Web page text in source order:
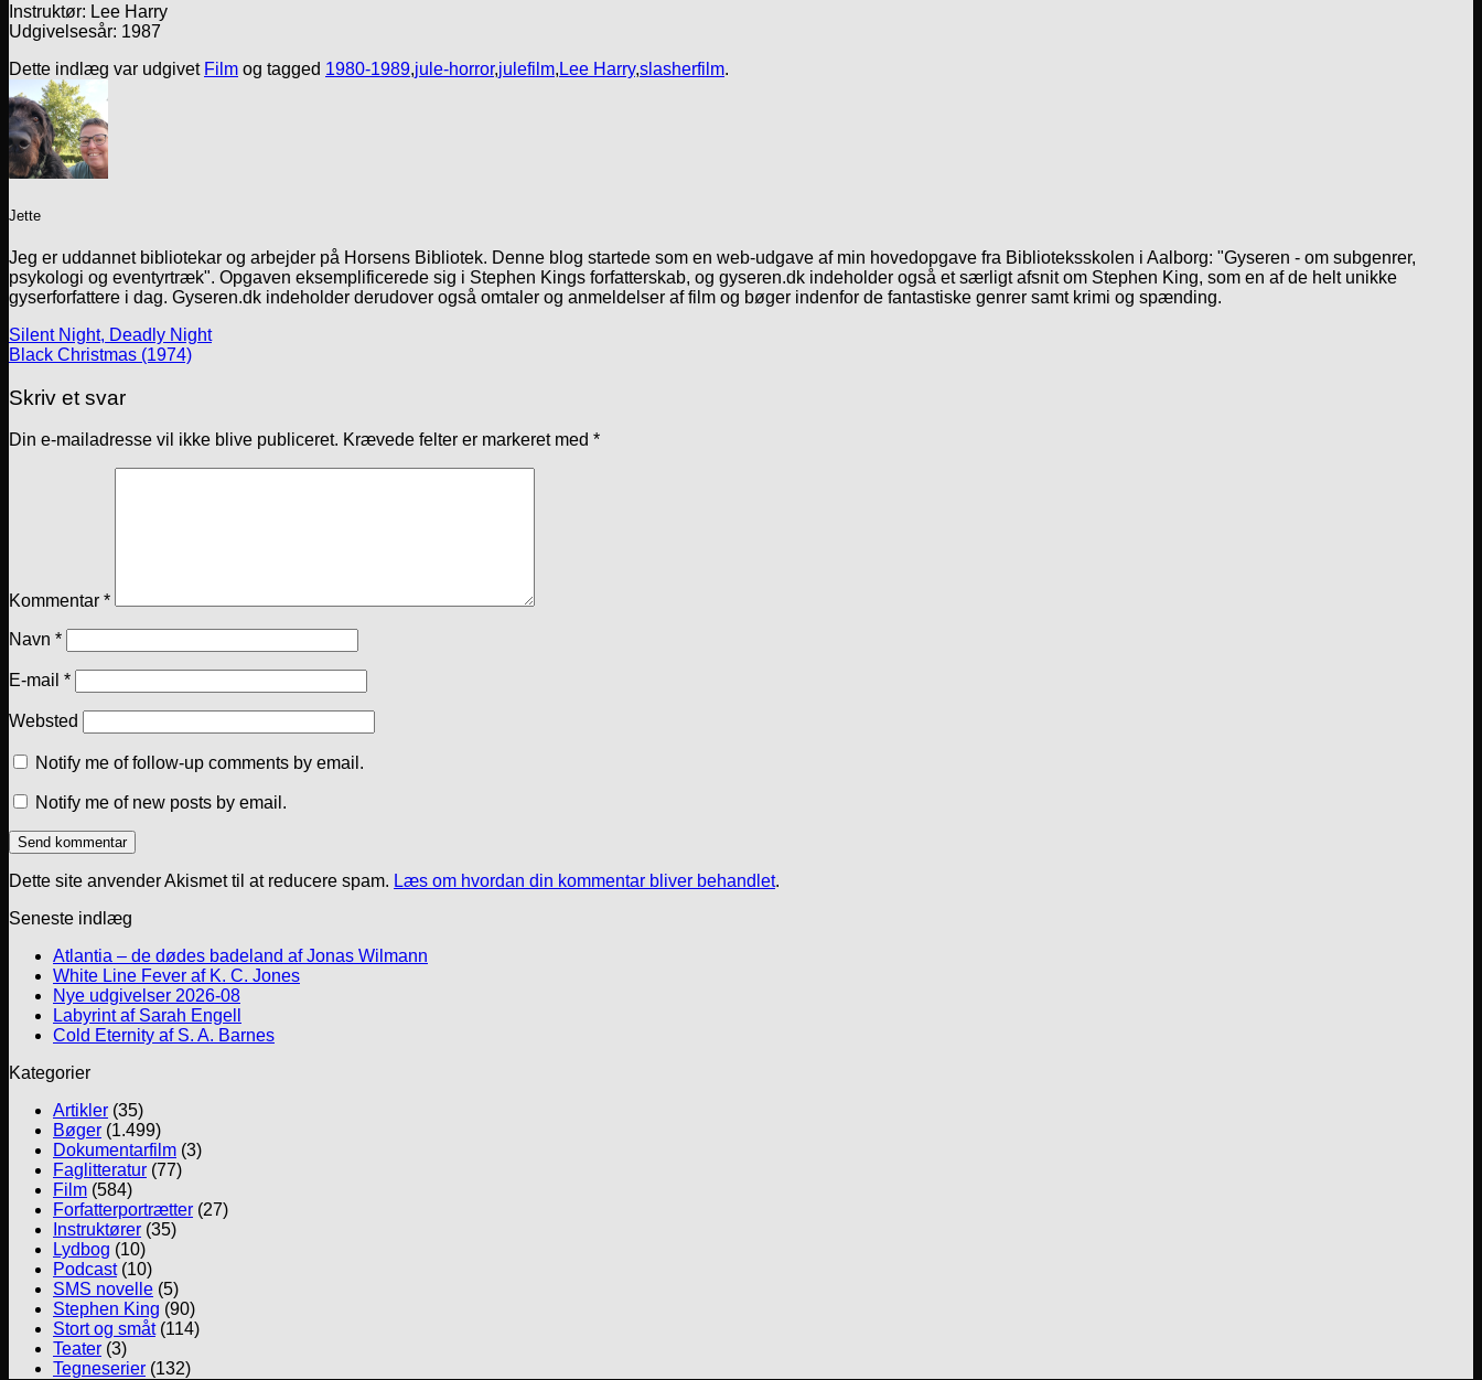
Instruktør: Lee Harry
Udgivelsesår: 1987
Dette indlæg var udgivet Film og tagged 1980-1989,jule-horror,julefilm, Lee Harry,slasherfilm.
Jette
Jeg er uddannet bibliotekar og arbejder på Horsens Bibliotek. Denne blog startede som en web-udgave af min hovedopgave fra Biblioteksskolen i Aalborg: "Gyseren - om subgenrer,
psykologi og eventyrtræk". Opgaven eksemplificerede sig i Stephen Kings forfatterskab, og gyseren.dk indeholder også et særligt afsnit om Stephen King, som en af de helt unikke
gyserforfattere i dag. Gyseren.dk indeholder derudover også omtaler og anmeldelser af film og bøger indenfor de fantastiske genrer samt krimi og spænding.
Silent Night, Deadly Night
Black Christmas (1974)
Skriv et svar
Din e-mailadresse vil ikke blive publiceret. Krævede felter er markeret med *
Kommentar *
Navn *
E-mail *
Websted
Notify me of follow-up comments by email.
Notify me of new posts by email.
Dette site anvender Akismet til at reducere spam. Læs om hvordan din kommentar bliver behandlet.
Seneste indlæg
Atlantia – de dødes badeland af Jonas Wilmann
White Line Fever af K. C. Jones
Nye udgivelser 2026-08
Labyrint af Sarah Engell
Cold Eternity af S. A. Barnes
Kategorier
Artikler (35)
Bøger (1.499)
Dokumentarfilm (3)
Faglitteratur (77)
Film (584)
Forfatterportrætter (27)
Instruktører (35)
Lydbog (10)
Podcast(10)
SMS novelle (5)
Stephen King (90)
Stort og småt(114)
Teater (3)
Tegneserier (132)